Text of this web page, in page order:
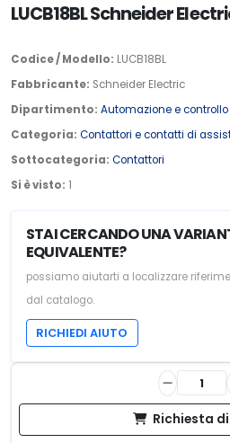
LUCB18BL Schneider
Codice / Modello: LUCB18BL
Fabbricante: Schneider Electric
Dipartimento: Automazione e
Categoria: Contattori e contatti di
Sottocategoria: Contattori
Si è visto: 1
STAI CERCANDO UNA
EQUIVALENTE?
possiamo aiutarti a localizzare
dal catalogo.
RICHIEDI AIUTO
Richiesta